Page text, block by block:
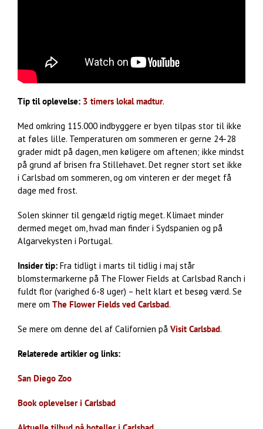
Tip til oplevelse: 3 timers lokal madtur.
Med omkring 115.000 indbyggere er byen tilpas stor til ikke
at føles lille. Temperaturen om sommeren er gerne 24-28
grader midt på dagen, men køligere om aftenen; ikke mindst
på grund af brisen fra Stillehavet. Det regner stort set ikke
i Carlsbad om sommeren, og om vinteren er der meget få
dage med frost.
Solen skinner til gengæld rigtig meget. Klimaet minder
dermed meget om, hvad man finder i Sydspanien og på
Algarvekysten i Portugal.
Insider tip: Fra tidligt i marts til tidlig i maj står
blomstermarkerne på The Flower Fields at Carlsbad Ranch i
fuldt flor (varighed 6-8 uger) – helt klart et besøg værd. Se
mere om The Flower Fields ved Carlsbad.
Se mere om denne del af Californien på Visit Carlsbad.
Relaterede artikler og links:
San Diego Zoo
Book oplevelser i Carlsbad